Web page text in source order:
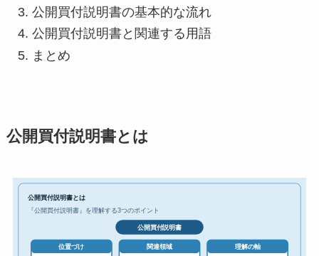
公開買付説明書の基本的な流れ
公開買付説明書と関連する用語
まとめ
公開買付説明書とは
公開買付説明書とは
『公開買付説明書』を理解する3つのポイント
公開買付説明書
位置づけ 関連領域 理解の軸